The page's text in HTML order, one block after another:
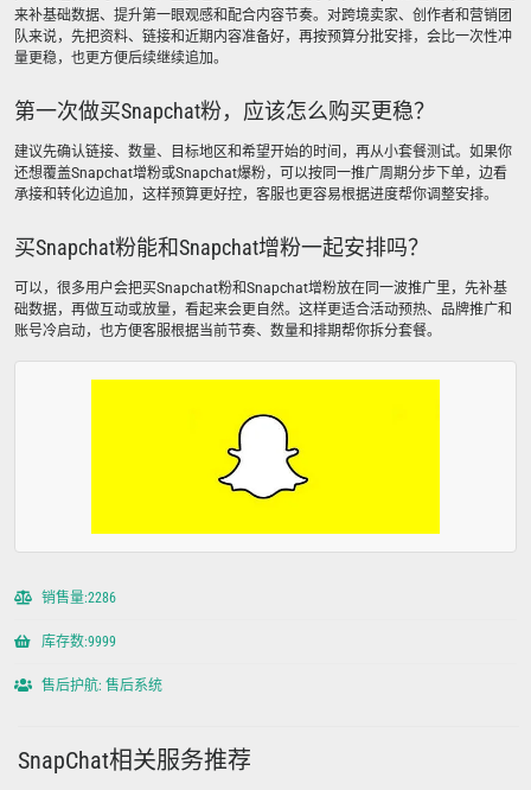
来补基础数据、提升第一眼观感和配合内容节奏。对跨境卖家、创作者和营销团
队来说，先把资料、链接和近期内容准备好，再按预算分批安排，会比一次性冲
量更稳，也更方便后续继续追加。
第一次做买Snapchat粉，应该怎么购买更稳？
建议先确认链接、数量、目标地区和希望开始的时间，再从小套餐测试。如果你
还想覆盖Snapchat增粉或Snapchat爆粉，可以按同一推广周期分步下单，边看
承接和转化边追加，这样预算更好控，客服也更容易根据进度帮你调整安排。
买Snapchat粉能和Snapchat增粉一起安排吗？
可以，很多用户会把买Snapchat粉和Snapchat增粉放在同一波推广里，先补基
础数据，再做互动或放量，看起来会更自然。这样更适合活动预热、品牌推广和
账号冷启动，也方便客服根据当前节奏、数量和排期帮你拆分套餐。
销售量:2286
库存数:9999
售后护航: 售后系统
SnapChat相关服务推荐